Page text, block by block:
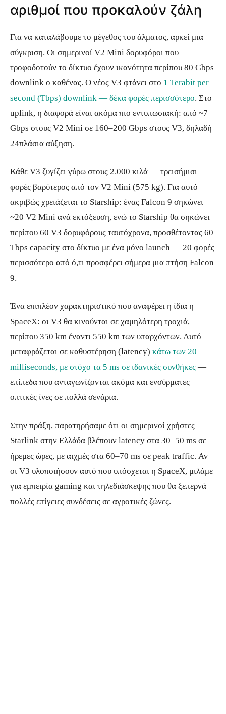
αριθμοί που προκαλούν ζάλη
Για να καταλάβουμε το μέγεθος του άλματος, αρκεί μια
σύγκριση. Οι σημερινοί V2 Mini δορυφόροι που
τροφοδοτούν το δίκτυο έχουν ικανότητα περίπου 80 Gbps
downlink ο καθένας. Ο νέος V3 φτάνει στο 1 Terabit per
second (Tbps) downlink — δέκα φορές περισσότερο. Στο
uplink, η διαφορά είναι ακόμα πιο εντυπωσιακή: από ~7
Gbps στους V2 Mini σε 160–200 Gbps στους V3, δηλαδή
24πλάσια αύξηση.
Κάθε V3 ζυγίζει γύρω στους 2.000 κιλά — τρεισήμισι
φορές βαρύτερος από τον V2 Mini (575 kg). Για αυτό
ακριβώς χρειάζεται το Starship: ένας Falcon 9 σηκώνει
~20 V2 Mini ανά εκτόξευση, ενώ το Starship θα σηκώνει
περίπου 60 V3 δορυφόρους ταυτόχρονα, προσθέτοντας 60
Tbps capacity στο δίκτυο με ένα μόνο launch — 20 φορές
περισσότερο από ό,τι προσφέρει σήμερα μια πτήση Falcon
9.
Ένα επιπλέον χαρακτηριστικό που αναφέρει η ίδια η
SpaceX: οι V3 θα κινούνται σε χαμηλότερη τροχιά,
περίπου 350 km έναντι 550 km των υπαρχόντων. Αυτό
μεταφράζεται σε καθυστέρηση (latency) κάτω των 20
milliseconds, με στόχο τα 5 ms σε ιδανικές συνθήκες —
επίπεδα που ανταγωνίζονται ακόμα και ενσύρματες
οπτικές ίνες σε πολλά σενάρια.
Στην πράξη, παρατηρήσαμε ότι οι σημερινοί χρήστες
Starlink στην Ελλάδα βλέπουν latency στα 30–50 ms σε
ήρεμες ώρες, με αιχμές στα 60–70 ms σε peak traffic. Αν
οι V3 υλοποιήσουν αυτό που υπόσχεται η SpaceX, μιλάμε
για εμπειρία gaming και τηλεδιάσκεψης που θα ξεπερνά
πολλές επίγειες συνδέσεις σε αγροτικές ζώνες.